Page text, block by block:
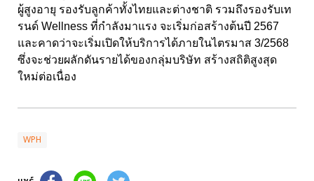
ผู้สูงอายุ รองรับลูกค้าทั้งไทยและต่างชาติ รวมถึงรองรับเท
รนด์ Wellness ที่กำลังมาแรง จะเริ่มก่อสร้างต้นปี 2567
และคาดว่าจะเริ่มเปิดให้บริการได้ภายในไตรมาส 3/2568
ซึ่งจะช่วยผลักดันรายได้ของกลุ่มบริษัท สร้างสถิติสูงสุด
ใหม่ต่อเนื่อง
WPH